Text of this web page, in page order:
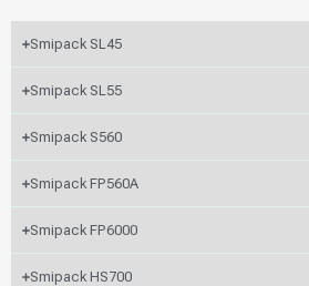
Smipack SL45
Smipack SL55
Smipack S560
Smipack FP560A
Smipack FP6000
Smipack HS700